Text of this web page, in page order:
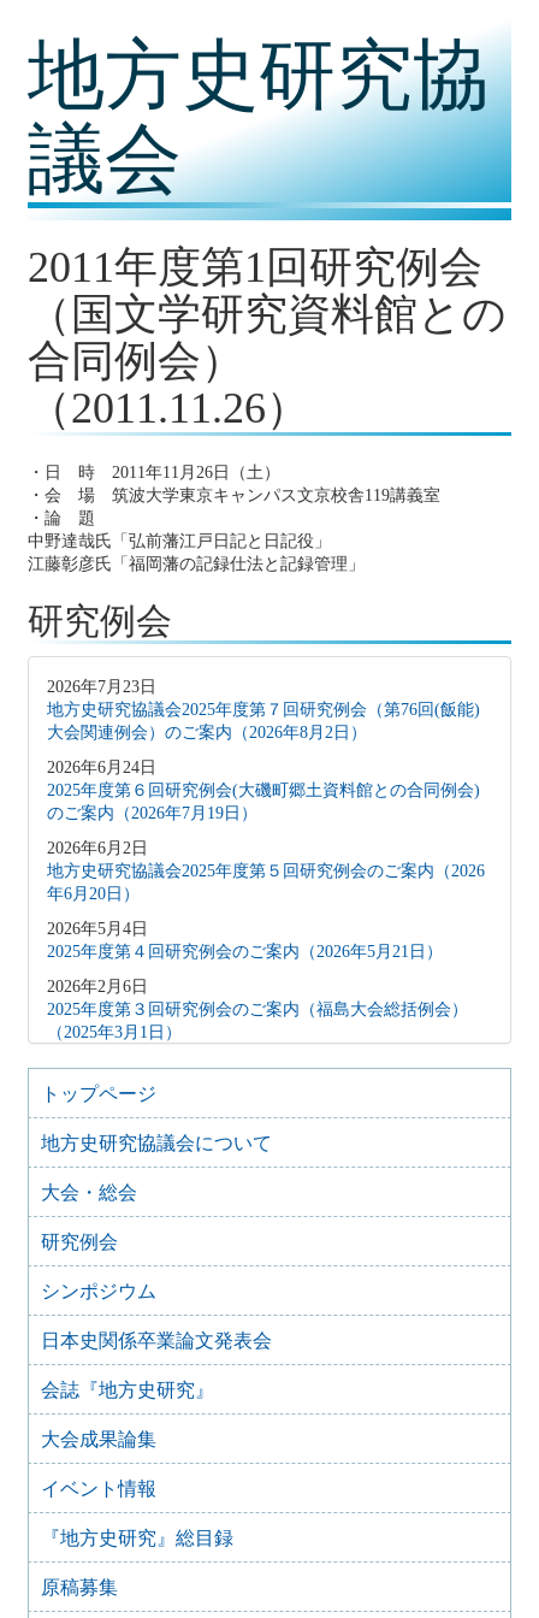
地方史研究協
議会
2011年度第1回研究例会
（国文学研究資料館との
合同例会）
（2011.11.26）
・日 時 2011年11月26日（土）
・会 場 筑波大学東京キャンパス文京校舎119講義室
・論 題
中野達哉氏「弘前藩江戸日記と日記役」
江藤彰彦氏「福岡藩の記録仕法と記録管理」
研究例会
2026年7月23日
地方史研究協議会2025年度第７回研究例会（第76回(飯能)
大会関連例会）のご案内（2026年8月2日）
2026年6月24日
2025年度第６回研究例会(大磯町郷土資料館との合同例会)
のご案内（2026年7月19日）
2026年6月2日
地方史研究協議会2025年度第５回研究例会のご案内（2026
年6月20日）
2026年5月4日
2025年度第４回研究例会のご案内（2026年5月21日）
2026年2月6日
2025年度第３回研究例会のご案内（福島大会総括例会）
（2025年3月1日）
2025年12月5日
2025年度第２回研究例会のご案内（伊予史談会との合同例
会）（2026年１月11日）
2025年10月7日
2025年度第１回研究例会のご案内（加能地域史研究会との
合同例会）（2025年11月8日）
2025年9月3日
2024年度第8回研究例会のご案内（2025年9月27日）
2025年6月5日
20日）
2025年6月5日
2024年度第6回研究例会（2025年7月12日）
2025年5月12日
2024年度第5回研究例会（2025年5月30日）
2025年2月27日
2025年1月21日
2024年度第3回研究例会（兵庫大会総括例会）（2025年2月
23日）
トップページ
地方史研究協議会について
大会・総会
研究例会
シンポジウム
日本史関係卒業論文発表会
会誌『地方史研究』
大会成果論集
イベント情報
『地方史研究』総目録
原稿募集